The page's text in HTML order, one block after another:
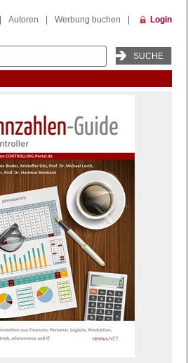
Autoren Werbung buchen Login